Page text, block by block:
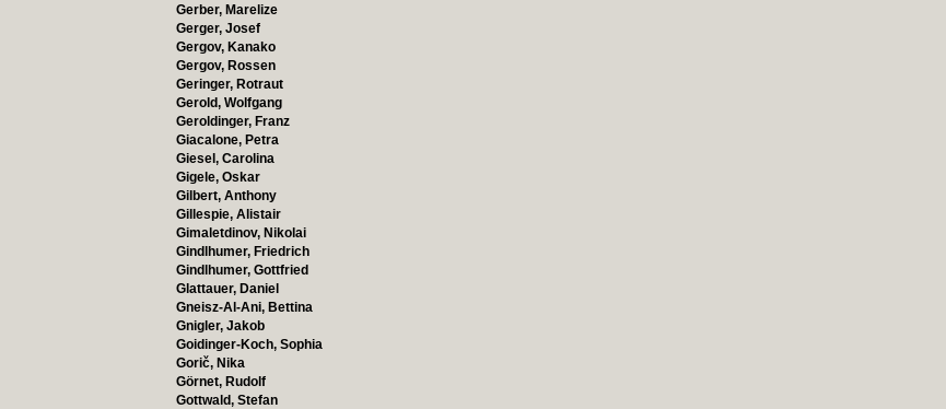
Gerber, Marelize
Gerger, Josef
Gergov, Kanako
Gergov, Rossen
Geringer, Rotraut
Gerold, Wolfgang
Geroldinger, Franz
Giacalone, Petra
Giesel, Carolina
Gigele, Oskar
Gilbert, Anthony
Gillespie, Alistair
Gimaletdinov, Nikolai
Gindlhumer, Friedrich
Gindlhumer, Gottfried
Glattauer, Daniel
Gneisz-Al-Ani, Bettina
Gnigler, Jakob
Goidinger-Koch, Sophia
Gorič, Nika
Görnet, Rudolf
Gottwald, Stefan